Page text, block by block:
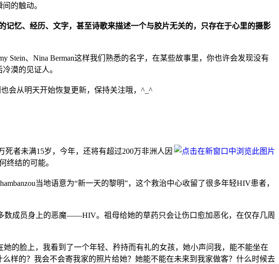
的触动。
忆、经历、文字，甚至诗歌来描述一个与胶片无关的，只存在于心里的摄影
Stein、Nina Berman这样我们熟悉的名字，在某些故事里，你也许会发现没有
漠的见证人。
会从明天开始恢复更新，保持关注哦，^_^
者未满15岁，今年，还将有超过200万非洲人因
终结的可能。
当地语意为“新一天的黎明”，这个救治中心收留了很多年轻HIV患者，
数成员身上的恶魔——HIV。祖母给她的草药只会让伤口愈加恶化，在仅存几周
的脸上，我看到了一个年轻、矜持而有礼的女孩，她小声问我，能不能坐在
样的？我会不会寄我家的照片给她？她能不能在未来到我家做客？什么时候去